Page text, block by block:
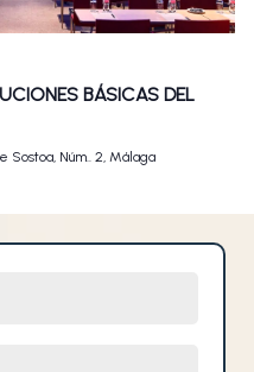
BÁSICAS DEL
Sostoa, Núm.. 2, Málaga